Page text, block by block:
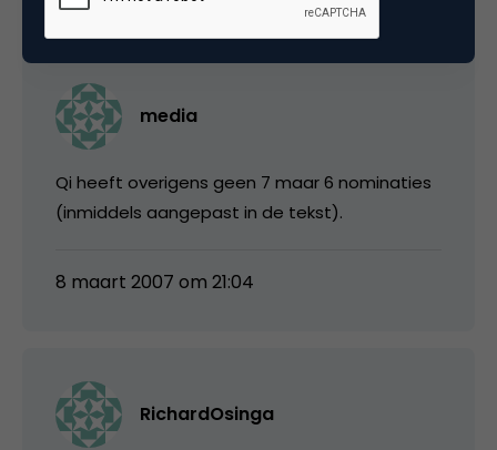
media
Qi heeft overigens geen 7 maar 6 nominaties
(inmiddels aangepast in de tekst).
8 maart 2007 om 21:04
RichardOsinga